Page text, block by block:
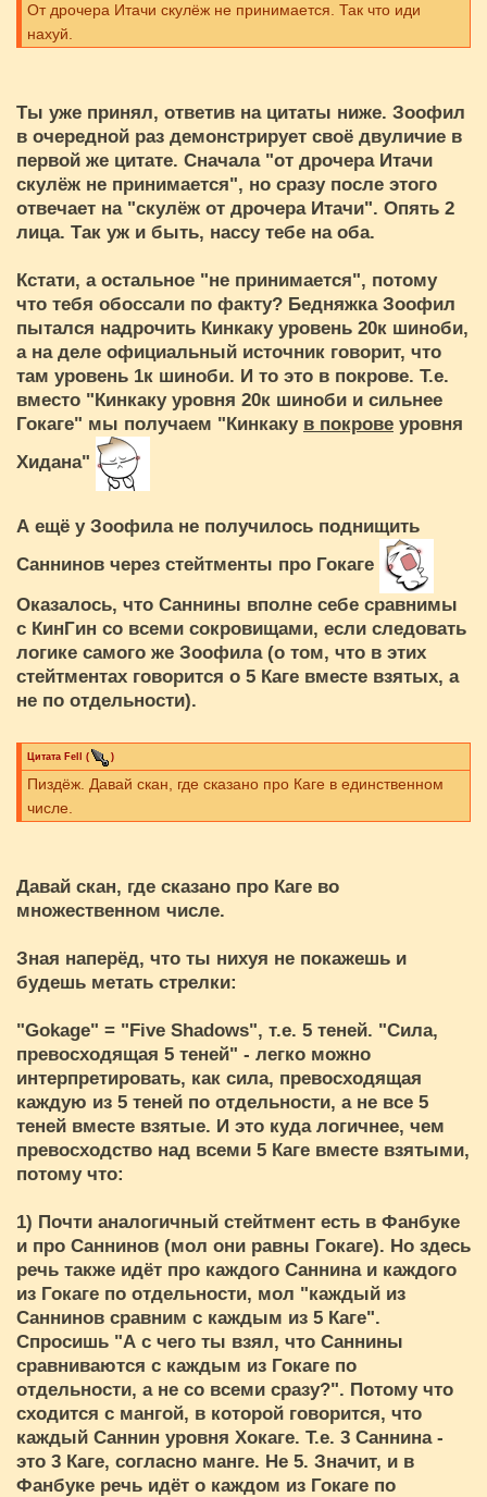
От дрочера Итачи скулёж не принимается. Так что иди
нахуй.
Ты уже принял, ответив на цитаты ниже. Зоофил
в очередной раз демонстрирует своё двуличие в
первой же цитате. Сначала "от дрочера Итачи
скулёж не принимается", но сразу после этого
отвечает на "скулёж от дрочера Итачи". Опять 2
лица. Так уж и быть, нассу тебе на оба.
Кстати, а остальное "не принимается", потому
что тебя обоссали по факту? Бедняжка Зоофил
пытался надрочить Кинкаку уровень 20к шиноби,
а на деле официальный источник говорит, что
там уровень 1к шиноби. И то это в покрове. Т.е.
вместо "Кинкаку уровня 20к шиноби и сильнее
Гокаге" мы получаем "Кинкаку в покрове уровня
Хидана"
А ещё у Зоофила не получилось поднищить
Саннинов через стейтменты про Гокаге
Оказалось, что Саннины вполне себе сравнимы
с КинГин со всеми сокровищами, если следовать
логике самого же Зоофила (о том, что в этих
стейтментах говорится о 5 Каге вместе взятых, а
не по отдельности).
Цитата Fell ( )
Пиздёж. Давай скан, где сказано про Каге в единственном
числе.
Давай скан, где сказано про Каге во
множественном числе.
Зная наперёд, что ты нихуя не покажешь и
будешь метать стрелки:
"Gokage" = "Five Shadows", т.е. 5 теней. "Сила,
превосходящая 5 теней" - легко можно
интерпретировать, как сила, превосходящая
каждую из 5 теней по отдельности, а не все 5
теней вместе взятые. И это куда логичнее, чем
превосходство над всеми 5 Каге вместе взятыми,
потому что:
1) Почти аналогичный стейтмент есть в Фанбуке
и про Саннинов (мол они равны Гокаге). Но здесь
речь также идёт про каждого Саннина и каждого
из Гокаге по отдельности, мол "каждый из
Саннинов сравним с каждым из 5 Каге".
Спросишь "А с чего ты взял, что Саннины
сравниваются с каждым из Гокаге по
отдельности, а не со всеми сразу?". Потому что
сходится с мангой, в которой говорится, что
каждый Саннин уровня Хокаге. Т.е. 3 Саннина -
это 3 Каге, согласно манге. Не 5. Значит, и в
Фанбуке речь идёт о каждом из Гокаге по